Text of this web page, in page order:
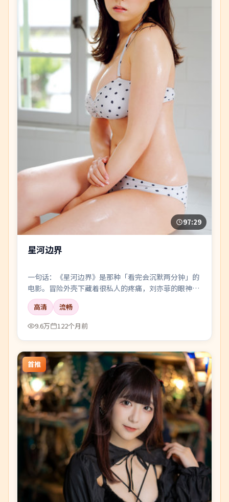
97:29
星河边界
一句话：《星河边界》是那种「看完会沉默两分钟」的
电影。冒险外壳下藏着很私人的疼痛，刘亦菲的眼神戏
尤其要命。
高清
流畅
9.6万
122个月前
首推